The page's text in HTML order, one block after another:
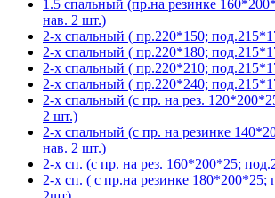
1.5 спальный (пр.на резинке
нав. 2 шт.)
2-х спальный ( пр.220*150;
2-х спальный ( пр.220*180;
2-х спальный ( пр.220*210;
2-х спальный ( пр.220*240;
2-х спальный (с пр. на рез.
2 шт.)
2-х спальный (с пр. на резинке
нав. 2 шт.)
2-х сп. (с пр. на рез. 160*200*25;
2-х сп. ( с пр.на резинке 180*200*25;